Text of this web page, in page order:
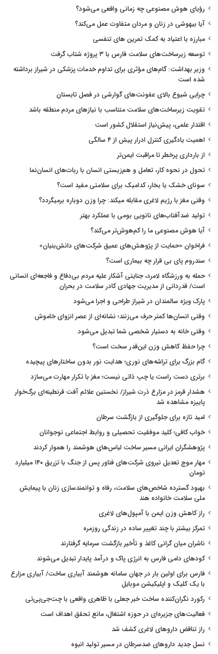
رؤیای هوش مصنوعی چه زمانی واقعی می‌شود؟
آیا بیهوشی در زنان و مردان متفاوت عمل می‌کند؟
مبارزه با اعتیاد به کمک تمرین های تنفسی
توسعه زیرساخت‌های سلامت فارس با ۳ پروژه شتاب گرفت
وزیر بهداشت: گام‌های مؤثری برای تداوم خدمات پزشکی در شیراز برداشته
شده است
چرایی شیوع بالای عفونت‌های گوارشی در فصل تابستان
تقویت زیرساخت‌های سلامت متناسب با نیازهای مردم منطقه باشد
اقتدار علمی، پیش‌نیاز استقلال کشور است
اهمیت یادگیری کنترل ادرار پیش از ۴ سالگی
از بارداری پرخطر تا مراقبت ایمن‌تر
تحول در نحوه کار، تعامل و هم‌زیستی انسان با ربات‌های انسان‌نما
سونای خشک یا بخار، کدامیک برای سلامتی مفید است؟
وقتی مغز با رژیم لاغری مقابله میکند: چرا وزن دوباره برمیگردد؟
تولید ضدآفتاب‌های نانویی بومی با عملکرد بهتر
آیا هوش مصنوعی ما را کم‌هوش‌تر می‌کند؟
فراخوان «حمایت از پژوهش‌های عمیق شرکت‌های دانش‌بنیان»
سندروم پای بی قرار چه بیماری است؟
حمله به ورزشگاه لامرد، جنایتی آشکار علیه مردم بی‌دفاع و فاجعه‌ای انسانی
است/ قدردانی از مدیریت جهادی کادر سلامت در بحران
پارک ویژه سالمندان در شیراز طراحی و اجرا می‌شود
وقتی انسان‌ها کمتر حرف می‌زنند؛ نشانه‌ای از عصر انزوای خاموش
وقتی خانه به دستیار شخصی شما تبدیل می‌شود
چرا حفظ کاهش وزن این‌قدر سخت است؟
گام بزرگ برای تراشه‌های نوری؛ هدایت نور بدون ساختارهای پیچیده
برتری دست راست یا چپ ذاتی نیست؛ مغز با تکرار مهارت می‌سازد
هشدار قرمز در مزارع ذرت شیراز/ نخستین علائم آفت قرنطینه‌ای برگ‌خوار
پاییزه مشاهده شد
امید تازه برای جلوگیری از بازگشت سرطان
خواب کافی؛ کلید موفقیت تحصیلی و روابط اجتماعی نوجوانان
پژوهشگران ایرانی مسیر ساخت لباس‌های هوشمند را هموار کردند
مهار موج تعدیل نیروی شرکت‌های فناور پس از جنگ با تزریق ۱۴۰ میلیارد
تومان
بهبود گسترده شاخص‌های سلامت، رفاه و توانمندسازی زنان با پیمایش
ملی سلامت خانواده هند
راز کاهش وزن ایمن با آمپول‌های لاغری
تمرکز بیشتر با چند تغییر ساده در زندگی روزمره
ناشران میان گرانی کاغذ و تأخیر بازگشت سرمایه گرفتارند
کودهای دامی فارس به انرژی پاک و درآمد پایدار تبدیل می‌شوند
فارس برای اولین بار در جهان سامانه هوشمند آبیاری ساخت/ آبیاری مزارع
با یک کلیک و اپلیکیشن موبایل
رکورد نگران‌کننده ساخت خبر جعلی با ظاهری واقعی با چت‌جی‌پی‌تی
فعالیت‌های جزیره‌ای در حوزه اشتغال، مانع تحقق اهداف است
راز تناقض داروهای لاغری کشف شد
نسل جدید داروهای ضدسرطان در مسیر تولید انبوه